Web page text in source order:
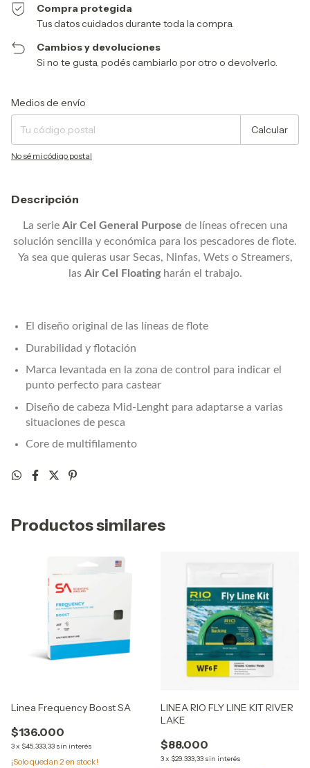
Compra protegida
Tus datos cuidados durante toda la compra.
Cambios y devoluciones
Si no te gusta, podés cambiarlo por otro o devolverlo.
Entregas para el CP:
Medios de envío
Calcular
No sé mi código postal
Descripción
La serie Air Cel General Purpose de líneas ofrecen una
solución sencilla y económica para los pescadores de flote.
Ya sea que quieras usar Secas, Ninfas, Wets o Streamers,
las Air Cel Floatingharán el trabajo.
El diseño original de las líneas de flote
Durabilidad y flotación
Marca levantada en la zona de control para indicar el
punto perfecto para castear
Diseño de cabeza Mid-Lenght para adaptarse a varias
situaciones de pesca
Core de multifilamento
Productos similares
Linea Frequency Boost SA
$136.000
3x $45.333,33 sin interés
¡Solo quedan 2en stock!
LINEA RIO FLY LINE KIT RIVER
LAKE
$88.000
3x $29.333,33 sin interés